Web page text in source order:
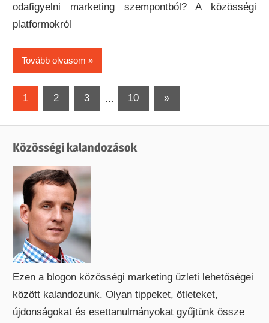
odafigyelni marketing szempontból? A közösségi
platformokról
Tovább olvasom
Bejegyzések
1 2 3 … 10
Next
»
Közösségi kalandozások
Ezen a blogon közösségi marketing üzleti lehetőségei
között kalandozunk. Olyan tippeket, ötleteket,
újdonságokat és esettanulmányokat gyűjtünk össze